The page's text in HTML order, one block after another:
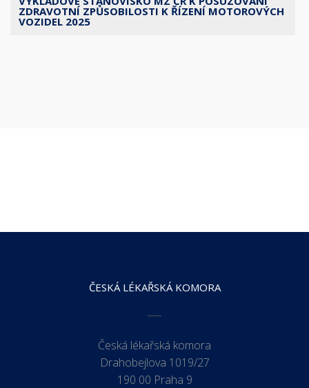
ZDRAVOTNÍ ZPŮSOBILOSTI K ŘÍZENÍ MOTOROVÝCH
VOZIDEL 2025
ČESKÁ LÉKAŘSKÁ KOMORA
Česká lékařská komora
Drahobejlova 1019/27
190 00 Praha 9